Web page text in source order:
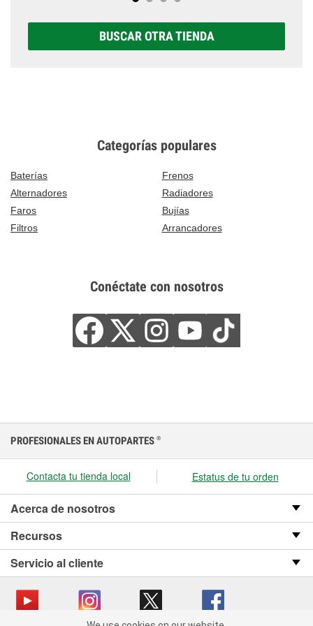
BUSCAR OTRA TIENDA
Categorías populares
Baterías
Frenos
Alternadores
Radiadores
Faros
Bujías
Filtros
Arrancadores
Conéctate con nosotros
PROFESIONALES EN AUTOPARTES ®
Contacta tu tienda local Estatus de tu orden
Acerca de nosotros
Recursos
Servicio al cliente